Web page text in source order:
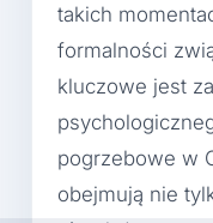
takich
formalności
kluczowe jest
pogrzebowe w
obejmują nie